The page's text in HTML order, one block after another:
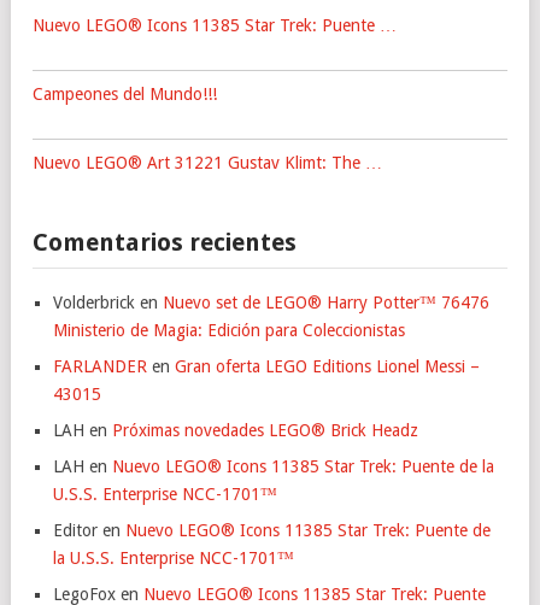
Nuevo LEGO® Icons 11385 Star Trek: Puente …
Campeones del Mundo!!!
Nuevo LEGO® Art 31221 Gustav Klimt: The …
Comentarios recientes
Volderbrick en Nuevo set de LEGO® Harry Potter™ 76476
Ministerio de Magia: Edición para Coleccionistas
FARLANDER en Gran oferta LEGO Editions Lionel Messi –
43015
LAH en Próximas novedades LEGO® Brick Headz
LAH en Nuevo LEGO® Icons 11385 Star Trek: Puente de la
U.S.S. Enterprise NCC-1701™
Editor en Nuevo LEGO® Icons 11385 Star Trek: Puente de
la U.S.S. Enterprise NCC-1701™
LegoFox en Nuevo LEGO® Icons 11385 Star Trek: Puente